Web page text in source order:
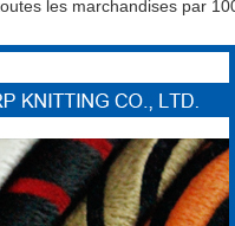
les marchandises par